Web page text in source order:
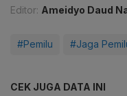
Editor: Ameidyo Daud
#Pemilu #Jaga
CEK JUGA DATA INI